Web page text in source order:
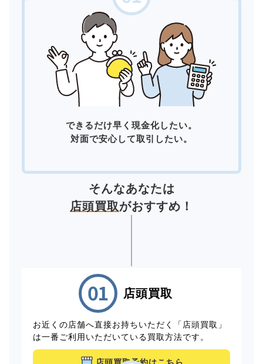
できるだけ早く現金化したい。
対面で安心して取引したい。
そんなあなたは
店頭買取がおすすめ！
店頭買取
お近くの店舗へ直接お持ちいただく「店頭買取」
は一番ご利用いただいている買取方法です。
店頭買取予約はこちら